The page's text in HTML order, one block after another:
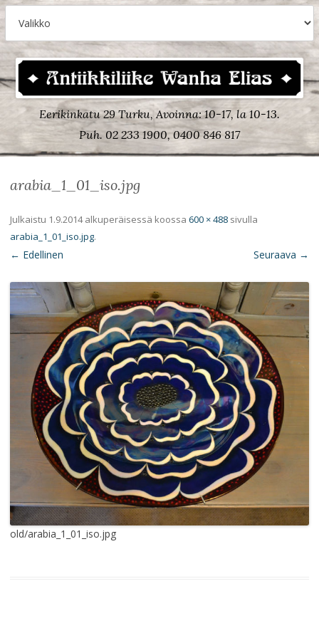
Eerikinkatu 29 Turku, Avoinna: 10-17, la 10-13.
Puh. 02 233 1900, 0400 846 817
arabia_1_01_iso.jpg
Julkaistu 1.9.2014alkuperäisessä koossa 600 × 488 sivulla
arabia_1_01_iso.jpg.
← Edellinen Seuraava →
old/arabia_1_01_iso.jpg